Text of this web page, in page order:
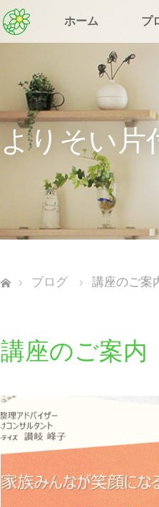
ホーム プ
よりそい片
ブログ
講座のご案
講座のご案内